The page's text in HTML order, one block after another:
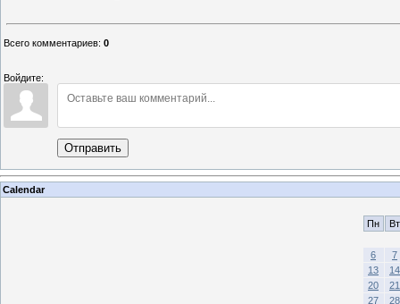
Всего комментариев: 0
Войдите:
Отправить
Calendar
Пн Вт
6
7
13
14
20
21
27
28